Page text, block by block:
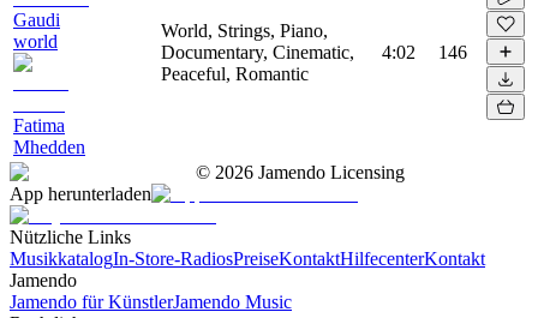
Gaudi
world
Fatima
Mhedden
World, Strings, Piano,
Documentary, Cinematic,
Peaceful, Romantic
4:02 146
© 2026 Jamendo Licensing
App herunterladen
Nützliche Links
MusikkatalogIn-Store-RadiosPreiseKontaktHilfecenterKontakt
Jamendo
Jamendo für KünstlerJamendo Music